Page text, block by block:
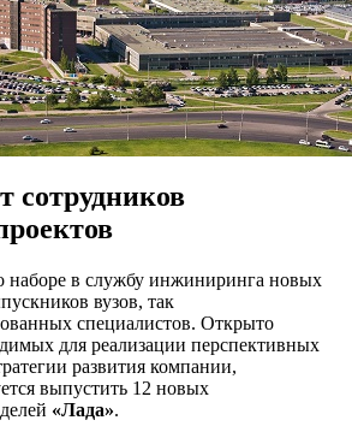
сотрудников
наборе в службу инжиниринга новых
вузов, так
специалистов. Открыто
для реализации перспективных
развития компании,
выпустить 12 новых
«Лада».